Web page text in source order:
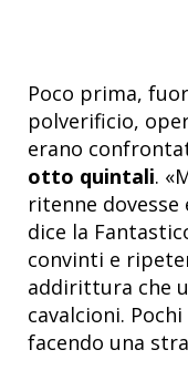
Poco prima,
polverificio,
erano
otto quintali. «
ritenne dovesse
dice la
convinti e
addirittura che
cavalcioni.
facendo una